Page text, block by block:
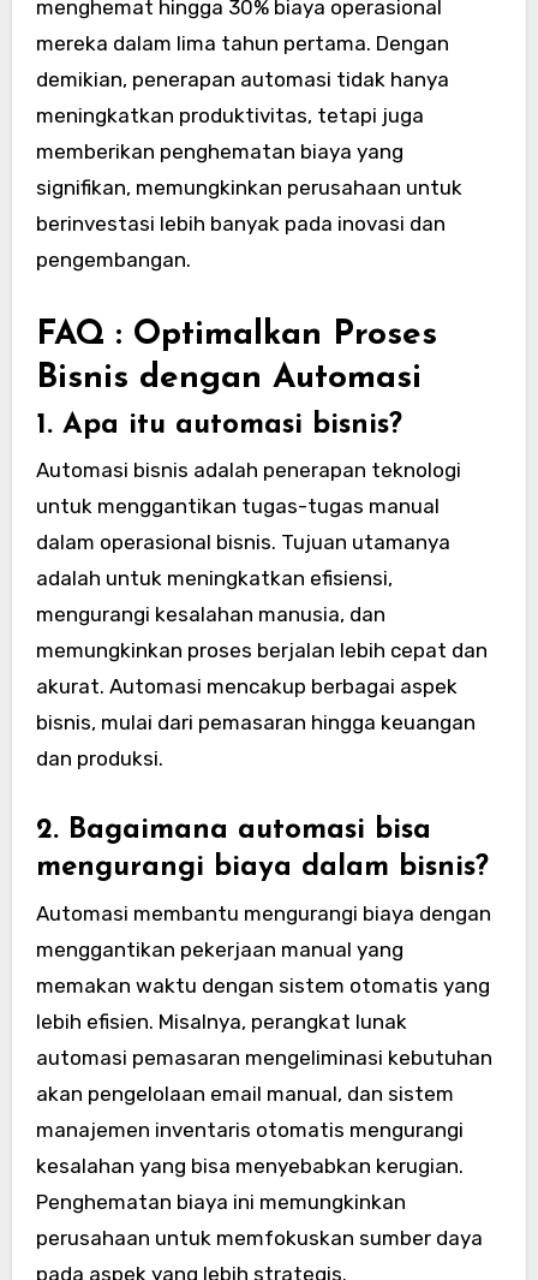
menghemat hingga 30% biaya operasional
mereka dalam lima tahun pertama. Dengan
demikian, penerapan automasi tidak hanya
meningkatkan produktivitas, tetapi juga
memberikan penghematan biaya yang
signifikan, memungkinkan perusahaan untuk
berinvestasi lebih banyak pada inovasi dan
pengembangan.
FAQ : Optimalkan Proses
Bisnis dengan Automasi
1. Apa itu automasi bisnis?
Automasi bisnis adalah penerapan teknologi
untuk menggantikan tugas-tugas manual
dalam operasional bisnis. Tujuan utamanya
adalah untuk meningkatkan efisiensi,
mengurangi kesalahan manusia, dan
memungkinkan proses berjalan lebih cepat dan
akurat. Automasi mencakup berbagai aspek
bisnis, mulai dari pemasaran hingga keuangan
dan produksi.
2. Bagaimana automasi bisa
mengurangi biaya dalam bisnis?
Automasi membantu mengurangi biaya dengan
menggantikan pekerjaan manual yang
memakan waktu dengan sistem otomatis yang
lebih efisien. Misalnya, perangkat lunak
automasi pemasaran mengeliminasi kebutuhan
akan pengelolaan email manual, dan sistem
manajemen inventaris otomatis mengurangi
kesalahan yang bisa menyebabkan kerugian.
Penghematan biaya ini memungkinkan
perusahaan untuk memfokuskan sumber daya
pada aspek yang lebih strategis.